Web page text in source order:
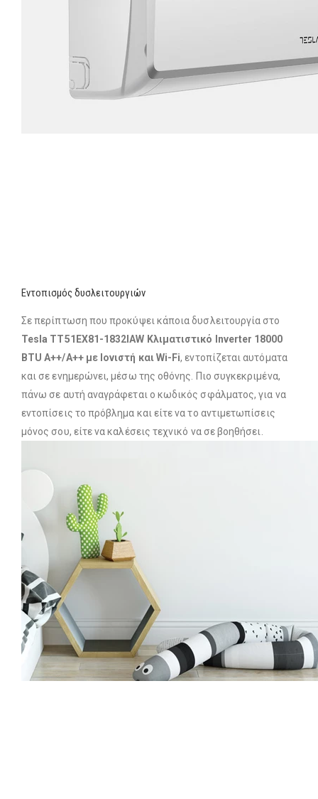
Εντοπισμός δυσλειτουργιών
Σε περίπτωση που προκύψει κάποια δυσλειτουργία στο
Tesla TT51EX81-1832IAW Κλιματιστικό Inverter 18000
BTU A++/A++ με Ιονιστή και Wi-Fi, εντοπίζεται αυτόματα
και σε ενημερώνει, μέσω της οθόνης. Πιο συγκεκριμένα,
πάνω σε αυτή αναγράφεται ο κωδικός σφάλματος, για να
εντοπίσεις το πρόβλημα και είτε να το αντιμετωπίσεις
μόνος σου, είτε να καλέσεις τεχνικό να σε βοηθήσει.